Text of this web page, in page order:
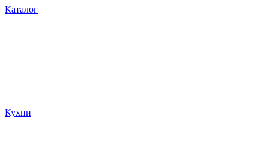
Каталог
Кухни